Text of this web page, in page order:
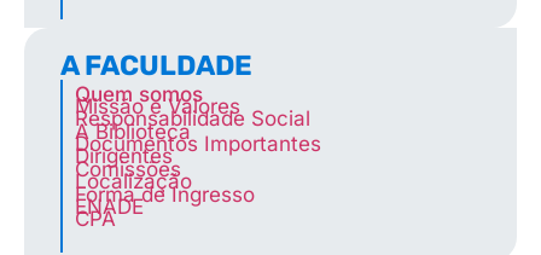
A FACULDADE
Quem somos
Missão e Valores
Responsabilidade Social
A Biblioteca
Documentos Importantes
Dirigentes
Comissões
Localização
Forma de Ingresso
ENADE
CPA